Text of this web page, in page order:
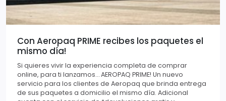
Con Aeropaq PRIME recibes los paquetes el
mismo día!
Si quieres vivir la experiencia completa de comprar
online, para ti lanzamos… AEROPAQ PRIME! Un nuevo
servicio para los clientes de Aeropaq que brinda entrega
de sus paquetes a domicilio el mismo día. Adicional